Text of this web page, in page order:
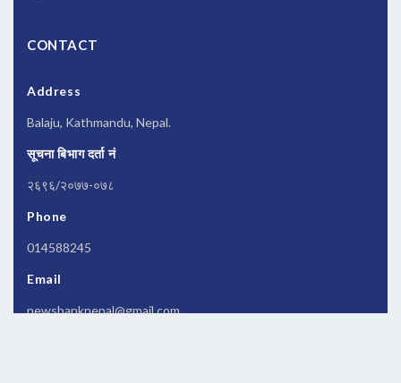
CONTACT
Address
Balaju, Kathmandu, Nepal.
सूचना बिभाग दर्ता नं
२६९६/२०७७-०७८
Phone
014588245
Email
newsbanknepal@gmail.com